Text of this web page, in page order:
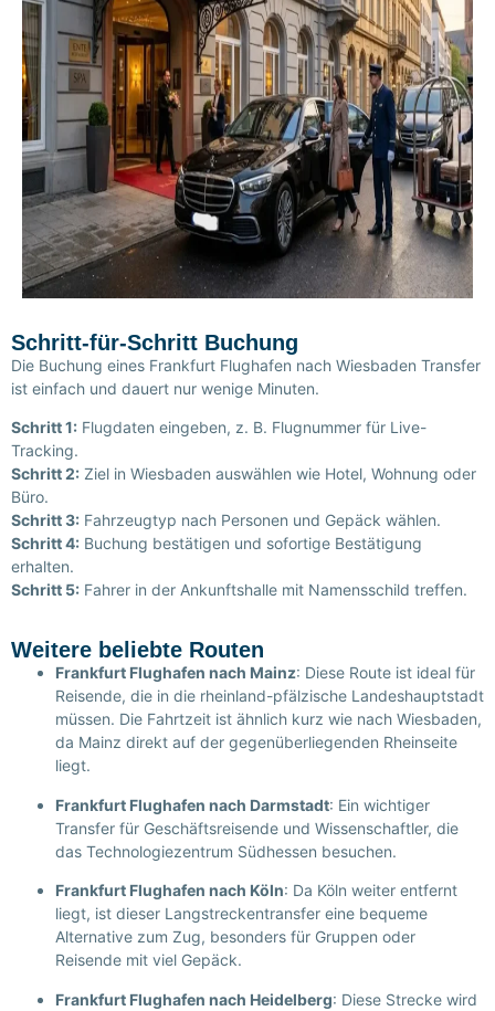
Schritt-für-Schritt Buchung
Die Buchung eines Frankfurt Flughafen nach Wiesbaden Transfer
ist einfach und dauert nur wenige Minuten.
Schritt 1: Flugdaten eingeben, z. B. Flugnummer für Live-
Tracking.
Schritt 2: Ziel in Wiesbaden auswählen wie Hotel, Wohnung oder
Büro.
Schritt 3: Fahrzeugtyp nach Personen und Gepäck wählen.
Schritt 4: Buchung bestätigen und sofortige Bestätigung
erhalten.
Schritt 5: Fahrer in der Ankunftshalle mit Namensschild treffen.
Weitere beliebte Routen
Frankfurt Flughafen nach Mainz: Diese Route ist ideal für
Reisende, die in die rheinland-pfälzische Landeshauptstadt
müssen. Die Fahrtzeit ist ähnlich kurz wie nach Wiesbaden,
da Mainz direkt auf der gegenüberliegenden Rheinseite
liegt.
Frankfurt Flughafen nach Darmstadt: Ein wichtiger
Transfer für Geschäftsreisende und Wissenschaftler, die
das Technologiezentrum Südhessen besuchen.
Frankfurt Flughafen nach Köln: Da Köln weiter entfernt
liegt, ist dieser Langstreckentransfer eine bequeme
Alternative zum Zug, besonders für Gruppen oder
Reisende mit viel Gepäck.
Frankfurt Flughafen nach Heidelberg: Diese Strecke wird